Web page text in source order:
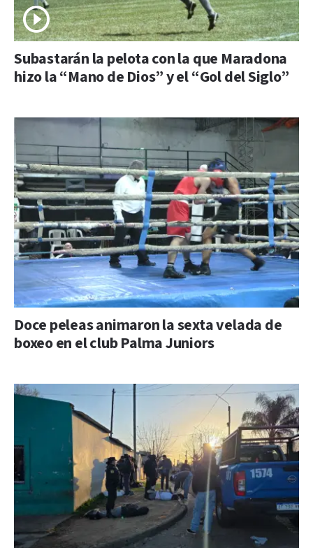
Subastarán la pelota con la que Maradona
hizo la “Mano de Dios” y el “Gol del Siglo”
Doce peleas animaron la sexta velada de
boxeo en el club Palma Juniors